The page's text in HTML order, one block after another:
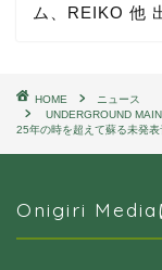
ム、REIKO 他
HOME
ニュース
UNDERGROUND
25年の時を超えて蘇る未発
Onigiri Media